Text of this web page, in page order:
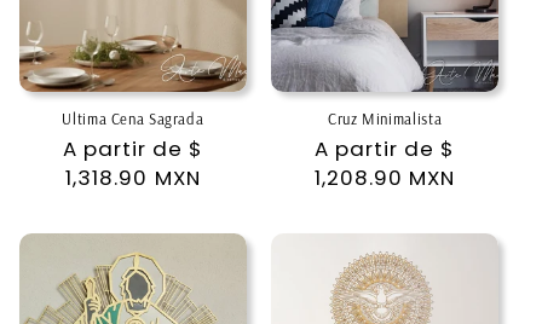
Ultima Cena Sagrada
Precio
habitual
A partir de $
1,318.90 MXN
Cruz Minimalista
Precio
habitual
A partir de $
1,208.90 MXN